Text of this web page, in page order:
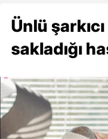
Ünlü
sakladığı